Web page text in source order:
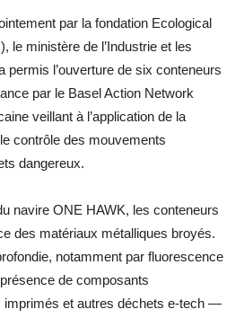
par la fondation Ecological
le ministère de l’Industrie et les
permis l’ouverture de six conteneurs
par le Basel Action Network
veillant à l’application de la
contrôle des mouvements
dangereux.
navire ONE HAWK, les conteneurs
des matériaux métalliques broyés.
notamment par fluorescence
de composants
et autres déchets e-tech —